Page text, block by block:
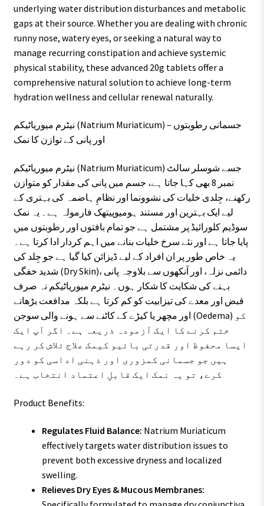
underlying water distribution disturbances and metabolic
gaps at their source. Whether you are dealing with chronic
runny nose, watery eyes, or seeking a natural way to
manage recurring constipation and achieve systemic
physical stability, these advanced 20g tablets offer a
comprehensive natural solution to achieve long-term
hydration wellness and cellular renewal naturally.
نیٹرم میوریاٹیکم (Natrium Muriaticum) – جسمانی رطوبتوں
اور پانی کے توازن کا نمک
نیٹرم میوریاٹیکم (Natrium Muriaticum) جسے شوسلر سالٹ
نمبر 8 بھی کہا جاتا ہے، جسم میں پانی کی مقدار کو متوازن
رکھنے، جِلدی خلیات کی نشوونما اور نظامِ ہاضمہ کی بہتری کے
لیے ایک بہترین اور مستند ہومیوپیتھک فارمولہ ہے۔ یہ نمک
سوڈیم کلورائیڈ پر مشتمل ہے جو تمام بافتوں اور رطوبتوں میں
پایا جاتا ہے اور نئے سرخ خلیات بنانے میں اہم کردار ادا کرتا ہے۔
یہ خاص طور پر ان افراد کے لیے ڈیزائن کیا گیا ہے جو جِلد کی
شدید خفگی (Dry Skin)، دائمی نزلہ، اور آنکھوں سے بلاوجہ پانی
بہنے کی شکایت کا شکار ہوں۔ نیٹرم میوریاٹیکم نہ صرف
قبض اور معدے کی تیزابیت کو کم کرتا ہے بلکہ مدافعت بڑھانے
اور مچھر یا کیڑے کے کاٹنے سے ہونے والی سوجن (Oedema) کو
ختم کرنے کا ایک آزمودہ ذریعہ ہے۔ اگر آپ ایک
ایسا محفوظ اور قدرتی بائیو کیمک علاج تلاش کر رہے
ہیں جو جسمانی کمزوری اور ذہنی اداسی کو دور
کرے، تو یہ نمک ایک قابلِ اعتماد انتخاب ہے۔
Product Benefits:
Regulates Fluid Balance: Natrium Muriaticum
effectively targets water distribution issues to
prevent both excessive dryness and localized
swelling.
Relieves Dry Eyes & Mucous Membranes: